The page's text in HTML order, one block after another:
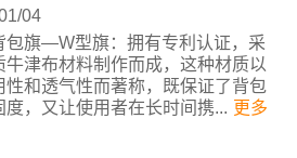
04
包旗—W型旗：拥有专利认证，采
牛津布材料制作而成，这种材质以
性和透气性而著称，既保证了背包
度，又让使用者在长时间携... 更多